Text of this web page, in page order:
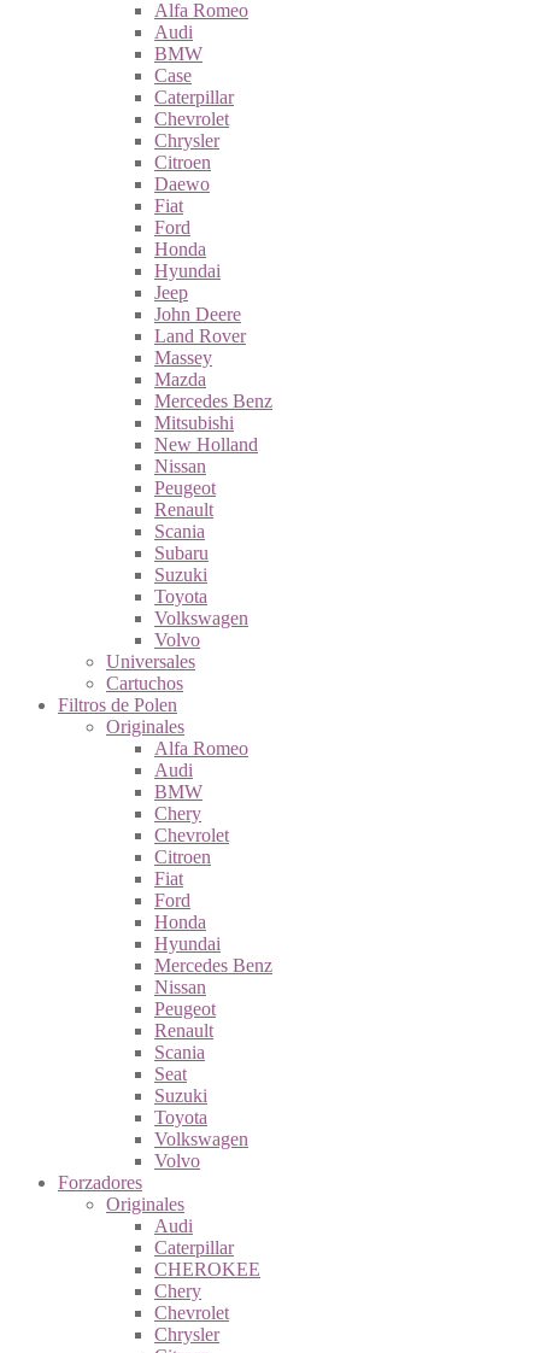
Alfa Romeo
Audi
BMW
Case
Caterpillar
Chevrolet
Chrysler
Citroen
Daewo
Fiat
Ford
Honda
Hyundai
Jeep
John Deere
Land Rover
Massey
Mazda
Mercedes Benz
Mitsubishi
New Holland
Nissan
Peugeot
Renault
Scania
Subaru
Suzuki
Toyota
Volkswagen
Volvo
Universales
Cartuchos
Filtros de Polen
Originales
Alfa Romeo
Audi
BMW
Chery
Chevrolet
Citroen
Fiat
Ford
Honda
Hyundai
Mercedes Benz
Nissan
Peugeot
Renault
Scania
Seat
Suzuki
Toyota
Volkswagen
Volvo
Forzadores
Originales
Audi
Caterpillar
CHEROKEE
Chery
Chevrolet
Chrysler